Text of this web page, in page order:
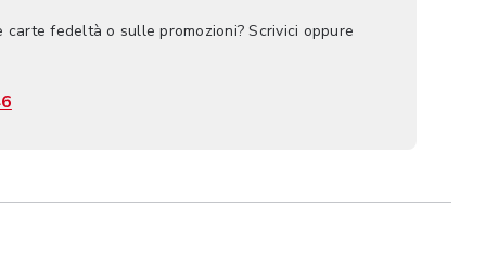
fedeltà o sulle promozioni? Scrivici oppure